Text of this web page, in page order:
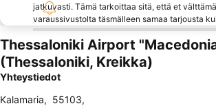
jatkuvasti. Tämä tarkoittaa sitä, että et
varaussivustolta täsmälleen samaa tarjousta
Thessaloniki Airport
(Thessaloniki, Kreikka)
Yhteystiedot
Kalamaria, 55103,